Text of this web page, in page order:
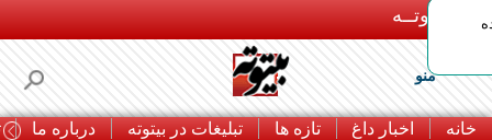
بـیتوتــه
منو
خانه اخبار داغ تازه ها تبلیغات در بیتوته درباره ما